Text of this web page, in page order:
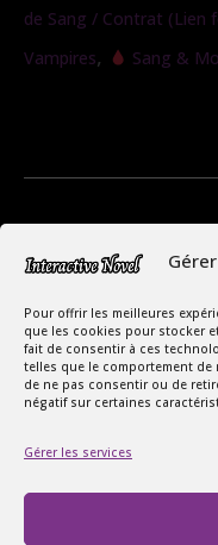
Pour offrir les meilleures
que les cookies pour stocker
fait de consentir à ces
telles que le comportement
de ne pas consentir ou de
négatif sur certaines
Gérer les services
de Sang / Contrat (Lien
Vampires, Sang &
Copyright
Le Monde